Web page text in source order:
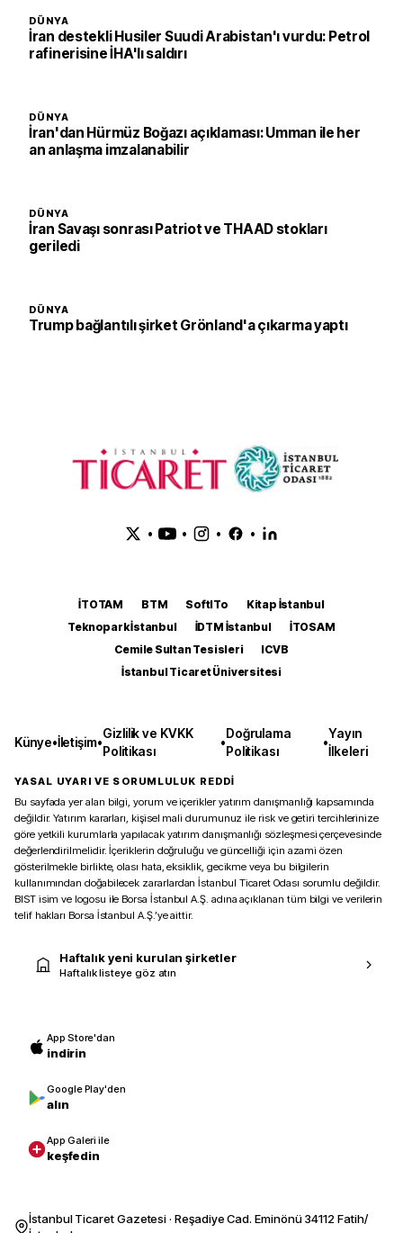
DÜNYA
İran destekli Husiler Suudi Arabistan'ı vurdu: Petrol
rafinerisine İHA'lı saldırı
DÜNYA
İran'dan Hürmüz Boğazı açıklaması: Umman ile her
an anlaşma imzalanabilir
DÜNYA
İran Savaşı sonrası Patriot ve THAAD stokları
geriledi
DÜNYA
Trump bağlantılı şirket Grönland'a çıkarma yaptı
• • • •
İTOTAM BTM SoftITo
Kitap İstanbul
Teknopark İstanbul
İDTM İstanbul
İTOSAM
Cemile Sultan Tesisleri
ICVB
İstanbul Ticaret Üniversitesi
Künye•İletişim•
Gizlilik ve KVKK
Politikası
•
Doğrulama
Politikası
•
Yayın
İlkeleri
YASAL UYARI VE SORUMLULUK REDDİ
Bu sayfada yer alan bilgi, yorum ve içerikler yatırım danışmanlığı kapsamında
değildir. Yatırım kararları, kişisel mali durumunuz ile risk ve getiri tercihlerinize
göre yetkili kurumlarla yapılacak yatırım danışmanlığı sözleşmesi çerçevesinde
değerlendirilmelidir. İçeriklerin doğruluğu ve güncelliği için azami özen
gösterilmekle birlikte, olası hata, eksiklik, gecikme veya bu bilgilerin
kullanımından doğabilecek zararlardan İstanbul Ticaret Odası sorumlu değildir.
BIST isim ve logosu ile Borsa İstanbul A.Ş. adına açıklanan tüm bilgi ve verilerin
telif hakları Borsa İstanbul A.Ş.’ye aittir.
Haftalık yeni kurulan şirketler
Haftalık listeye göz atın
App Store'dan
indirin
Google Play'den
alın
App Galeri ile
keşfedin
İstanbul Ticaret Gazetesi · Reşadiye Cad. Eminönü 34112 Fatih/